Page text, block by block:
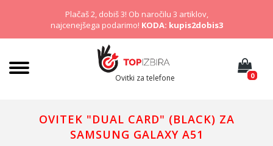
Plačaš 2, dobiš 3! Ob naročilu 3 artiklov,
najcenejšega podarimo! KODA: kupis2dobis3
Ovitki za telefone 0
OVITEK "DUAL CARD" (BLACK) ZA
SAMSUNG GALAXY A51